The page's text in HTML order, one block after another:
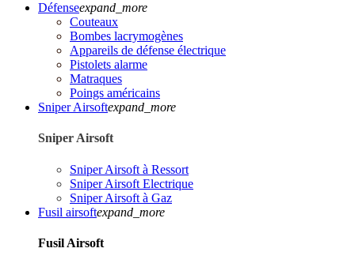
Défenseexpand_more
Couteaux
Bombes lacrymogènes
Appareils de défense électrique
Pistolets alarme
Matraques
Poings américains
Sniper Airsoftexpand_more
Sniper Airsoft
Sniper Airsoft à Ressort
Sniper Airsoft Electrique
Sniper Airsoft à Gaz
Fusil airsoftexpand_more
Fusil Airsoft